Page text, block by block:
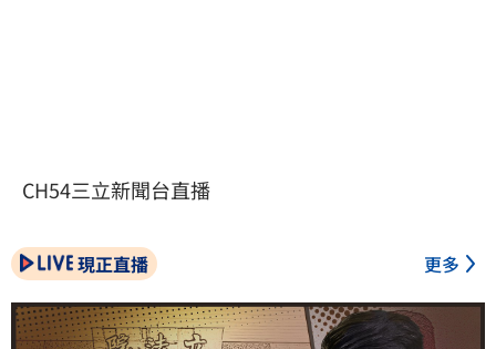
CH54三立新聞台直播
現正直播 更多